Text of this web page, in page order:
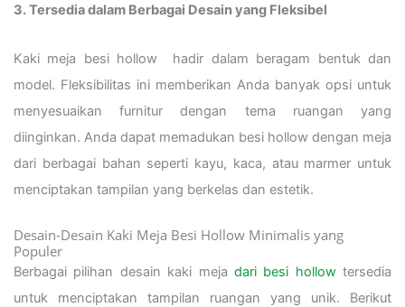
3. Tersedia dalam Berbagai Desain yang Fleksibel
Kaki meja besi hollow hadir dalam beragam bentuk dan
model. Fleksibilitas ini memberikan Anda banyak opsi untuk
menyesuaikan furnitur dengan tema ruangan yang
diinginkan. Anda dapat memadukan besi hollow dengan meja
dari berbagai bahan seperti kayu, kaca, atau marmer untuk
menciptakan tampilan yang berkelas dan estetik.
Desain-Desain Kaki Meja Besi Hollow Minimalis yang
Populer
Berbagai pilihan desain kaki meja dari besi hollowtersedia
untuk menciptakan tampilan ruangan yang unik. Berikut